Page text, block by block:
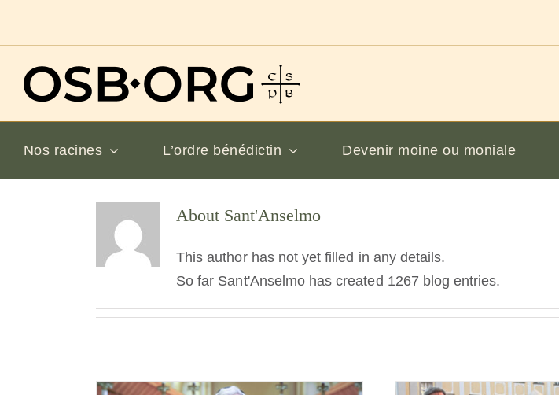
Nos racines L’ordre bénédictin Devenir moine ou moniale
About Sant'Anselmo
This author has not yet filled in any details.
So far Sant'Anselmo has created 1267 blog entries.